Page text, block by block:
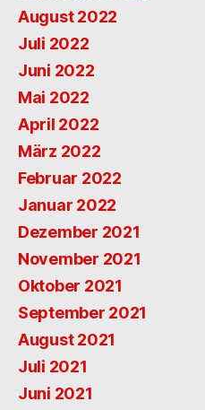
August 2022
Juli 2022
Juni 2022
Mai 2022
April 2022
März 2022
Februar 2022
Januar 2022
Dezember 2021
November 2021
Oktober 2021
September 2021
August 2021
Juli 2021
Juni 2021